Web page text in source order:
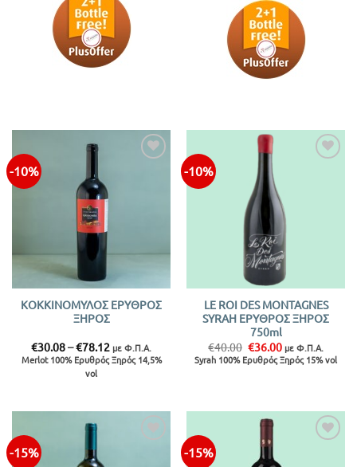
-10%
ΚΟΚΚΙΝΟΜΥΛΟΣ ΕΡΥΘΡΟΣ
ΞΗΡΟΣ
€30.08–€78.12 Price
range:
€30.08
με Φ.Π.Α.
Merlot 100% Eρυθρός Ξηρός 14,5%
vol
-10%
LE ROI DES MONTAGNES
SYRAH ΕΡΥΘΡΟΣ ΞΗΡΟΣ
750ml
€40.00 Original
price
was:
€36.00Η
τρέχουσα
τιμή
με Φ.Π.Α.
Syrah 100% Ερυθρός Ξηρός 15% vol
-15% -15%